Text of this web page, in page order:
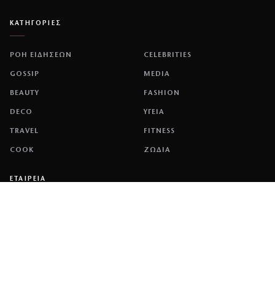
ΚΑΤΗΓΟΡΙΕΣ
ΡΟΗ ΕΙΔΗΣΕΩΝ CELEBRITIES
GOSSIP MEDIA
BEAUTY FASHION
DECO ΥΓΕΙΑ
TRAVEL FITNESS
COOK ΖΩΔΙΑ
ΕΤΑΙΡΕΙΑ